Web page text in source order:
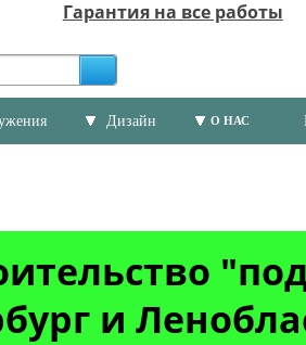
Гарантия на все работы
Дизайн О НАС
и